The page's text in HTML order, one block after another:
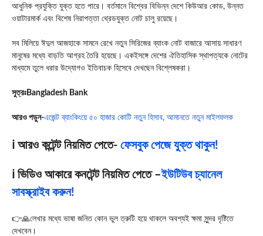
আধুনিক প্রযুক্তি যুক্ত হতে পারে। বর্তমানে বিশ্বের বিভিন্ন দেশে কিউআর কোড, উন্নত
ওয়াটারমার্ক এবং বিশেষ নিরাপত্তা থ্রেডযুক্ত নোট চালু রয়েছে।
সব মিলিয়ে ঈদুল আজহাকে সামনে রেখে নতুন সিরিজের ব্যাংক নোট বাজারে আসায় সাধারণ
মানুষের মধ্যে বাড়তি আগ্রহ তৈরি হয়েছে। একইসঙ্গে দেশের ঐতিহাসিক স্থাপত্যকে নোটের
মাধ্যমে তুলে ধরার উদ্যোগও ইতিবাচক হিসেবে দেখছেন বিশ্লেষকরা।
সুত্রঃ Bangladesh Bank
আরও পড়ুন-এজেন্ট ব্যাংকিংয়ে ৫০ হাজার কোটি নতুন হিসাব, আমানতে নতুন মাইলফলক
ℹ️ আরও কন্টেন্ট নিয়মিত পেতে- ফেসবুক পেজে যুক্ত থাকুন!
ℹ️ ভিডিও আকারে কনটেন্ট নিয়মিত পেতে –ইউটিউব চ্যানেল
সাবস্ক্রাইব করুন!
👉🙏লেখার মধ্যে ভাষা জনিত কোন ভুল ত্রুটি হয়ে থাকলে অবশ্যই ক্ষমা সুন্দর দৃষ্টিতে
দেখবেন।